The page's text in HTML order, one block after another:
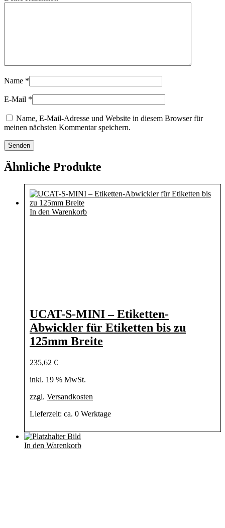
Name *
E-Mail *
Name, E-Mail-Adresse und Website in diesem Browser für
meinen nächsten Kommentar speichern.
Ähnliche Produkte
In den Warenkorb
UCAT-S-MINI – Etiketten-
Abwickler für Etiketten bis zu
125mm Breite
235,62 €
inkl. 19 % MwSt.
zzgl. Versandkosten
Lieferzeit: ca. 0 Werktage
In den Warenkorb